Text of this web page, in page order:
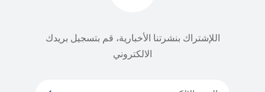
اللإشتراك بنشرتنا الأخبارية، قم بتسجيل بريدك
الالكتروني